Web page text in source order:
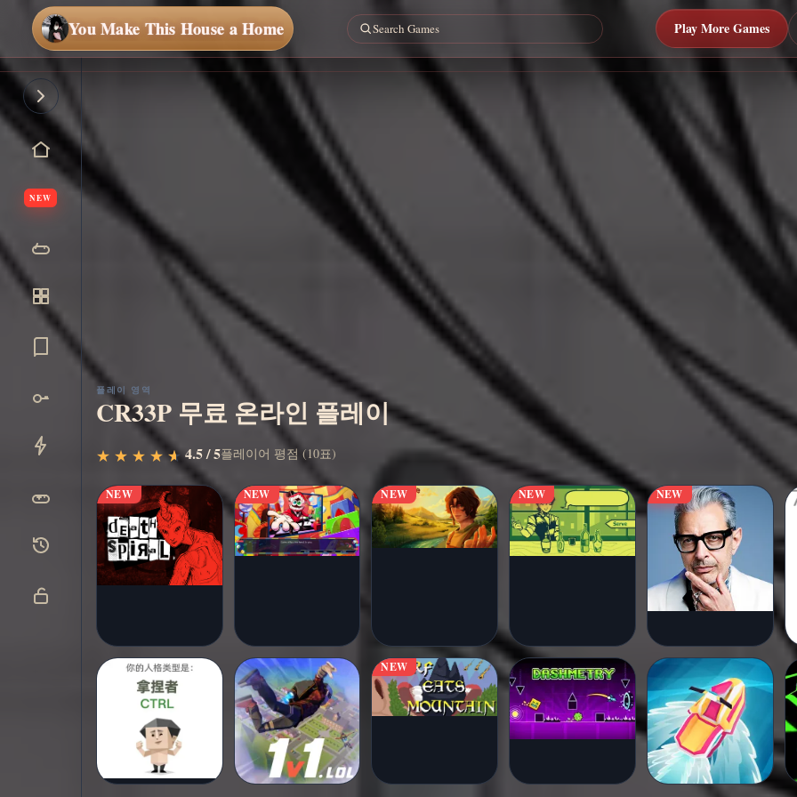
You Make This House a Home Play More Games
NEW
지금 플
레이
플레이 영역
CR33P 무료 온라인 플레이
★
★ ★
★ ★
★ ★
★★
★4.5 / 5플레이어 평점 (10표)
NEW NEW NEW NEW NEW
NEW